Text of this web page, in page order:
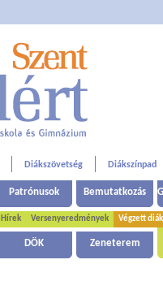
Diákszövetség Diákszínpad
Patrónusok Bemutatkozás
Hírek Versenyeredmények Végzett
DÖK Zeneterem